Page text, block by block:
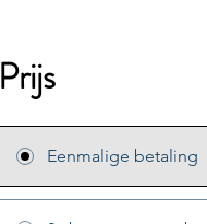
Prijs
Eenmalige betaling